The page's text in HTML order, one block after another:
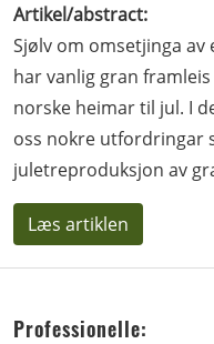
Artikel/abstract:
Sjølv om omsetjinga av
har vanlig gran
norske heimar til jul. I
oss nokre utfordringar
juletreproduksjon av
Læs artiklen
Professionelle: